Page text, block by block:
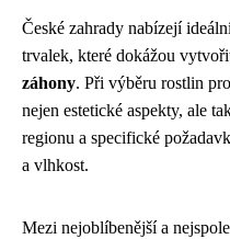
České zahrady nabízejí
trvalek, které dokážou
záhony. Při výběru rostlin
nejen estetické aspekty, ale
regionu a specifické
a vlhkost.
Mezi nejoblíbenější a